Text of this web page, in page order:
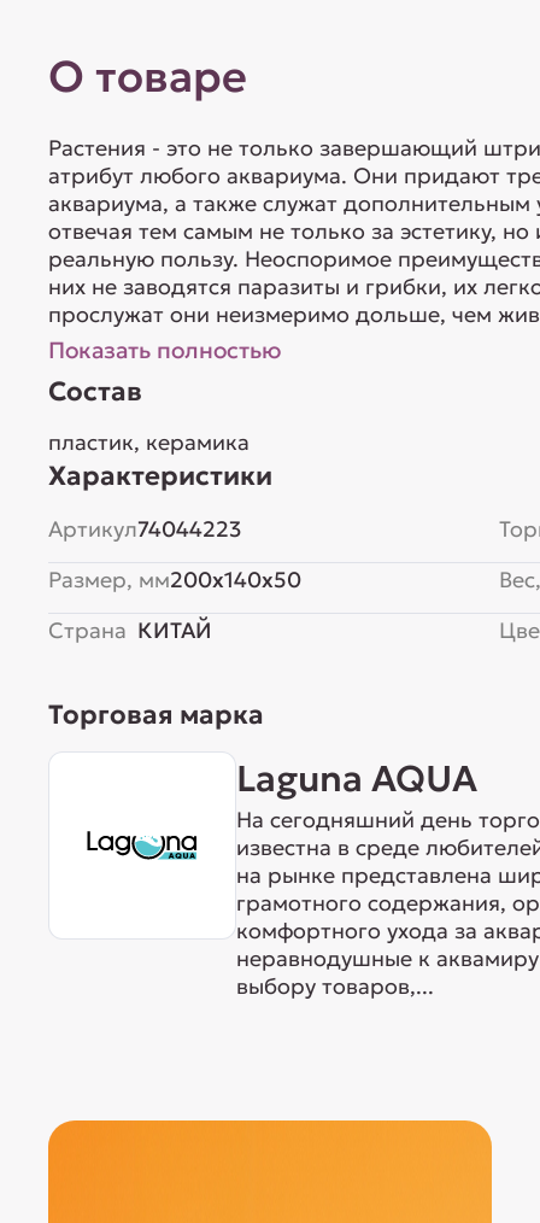
О товаре
Растения - это не только завершающий
атрибут любого аквариума. Они придают
аквариума, а также служат
отвечая тем самым не только за эстетику,
реальную пользу. Неоспоримое
них не заводятся паразиты и грибки, их
прослужат они неизмеримо дольше, чем
Показать полностью
Состав
пластик, керамика
Характеристики
Артикул74044223
Размер, мм200x140x50
Страна КИТАЙ
Торговая марка
Laguna AQUA
На сегодняшний день
известна в среде
на рынке представлена
грамотного содержания,
комфортного ухода за
неравнодушные к
выбору товаров,...